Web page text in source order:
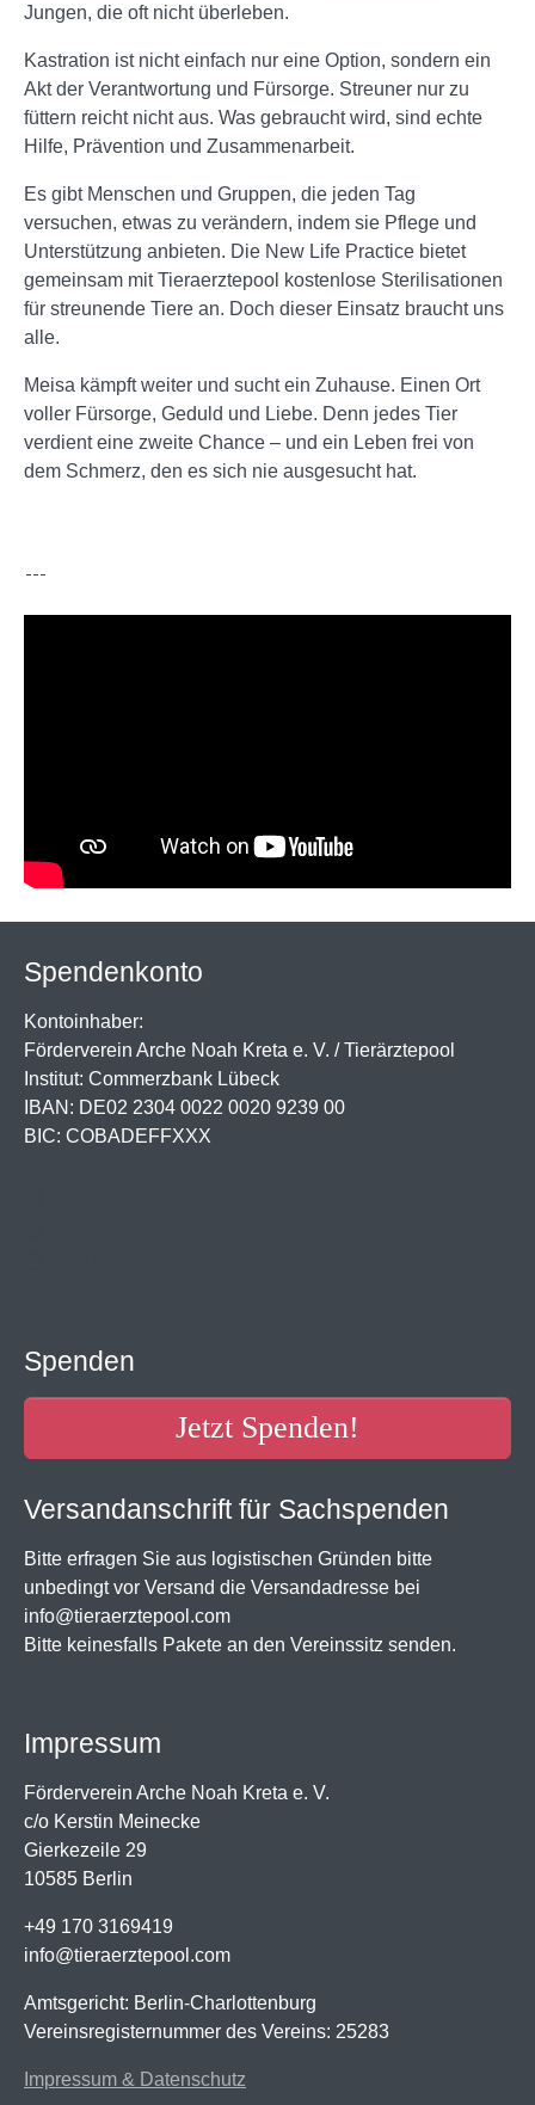
Jungen, die oft nicht überleben.
Kastration ist nicht einfach nur eine Option, sondern ein
Akt der Verantwortung und Fürsorge. Streuner nur zu
füttern reicht nicht aus. Was gebraucht wird, sind echte
Hilfe, Prävention und Zusammenarbeit.
Es gibt Menschen und Gruppen, die jeden Tag
versuchen, etwas zu verändern, indem sie Pflege und
Unterstützung anbieten. Die New Life Practice bietet
gemeinsam mit Tieraerztepool kostenlose Sterilisationen
für streunende Tiere an. Doch dieser Einsatz braucht uns
alle.
Meisa kämpft weiter und sucht ein Zuhause. Einen Ort
voller Fürsorge, Geduld und Liebe. Denn jedes Tier
verdient eine zweite Chance – und ein Leben frei von
dem Schmerz, den es sich nie ausgesucht hat.
Spendenkonto
Kontoinhaber:
Förderverein Arche Noah Kreta e. V. / Tierärztepool
Institut: Commerzbank Lübeck
IBAN: DE02 2304 0022 0020 9239 00
BIC: COBADEFFXXX
Spenden
Jetzt Spenden!
Versandanschrift für Sachspenden
Bitte erfragen Sie aus logistischen Gründen bitte
unbedingt vor Versand die Versandadresse bei
info@tieraerztepool.com
Bitte keinesfalls Pakete an den Vereinssitz senden.
Impressum
Förderverein Arche Noah Kreta e. V.
c/o Kerstin Meinecke
Gierkezeile 29
10585 Berlin
+49 170 3169419
info@tieraerztepool.com
Amtsgericht: Berlin-Charlottenburg
Vereinsregisternummer des Vereins: 25283
Impressum & Datenschutz